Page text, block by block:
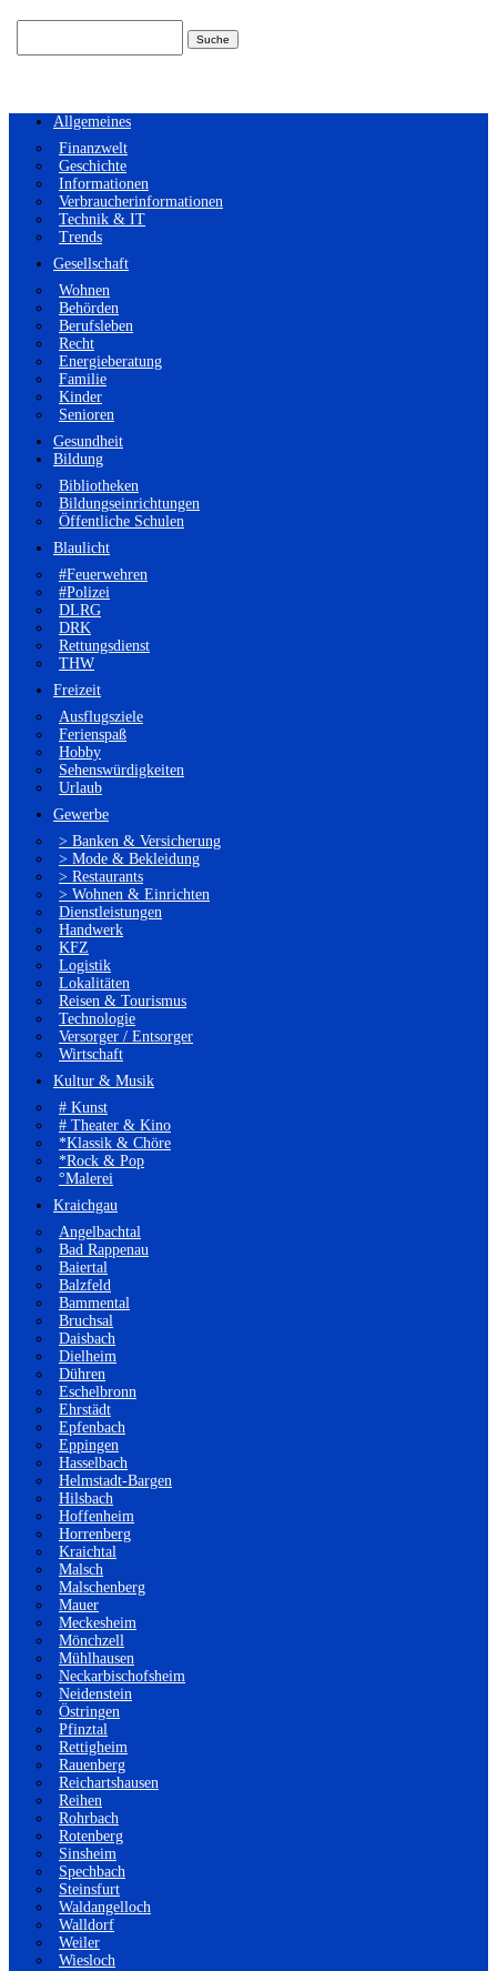
Allgemeines
Finanzwelt
Geschichte
Informationen
Verbraucherinformationen
Technik & IT
Trends
Gesellschaft
Wohnen
Behörden
Berufsleben
Recht
Energieberatung
Familie
Kinder
Senioren
Gesundheit
Bildung
Bibliotheken
Bildungseinrichtungen
Öffentliche Schulen
Blaulicht
#Feuerwehren
#Polizei
DLRG
DRK
Rettungsdienst
THW
Freizeit
Ausflugsziele
Ferienspaß
Hobby
Sehenswürdigkeiten
Urlaub
Gewerbe
> Banken & Versicherung
> Mode & Bekleidung
> Restaurants
> Wohnen & Einrichten
Dienstleistungen
Handwerk
KFZ
Logistik
Lokalitäten
Reisen & Tourismus
Technologie
Versorger / Entsorger
Wirtschaft
Kultur & Musik
# Kunst
# Theater & Kino
*Klassik & Chöre
*Rock & Pop
°Malerei
Kraichgau
Angelbachtal
Bad Rappenau
Baiertal
Balzfeld
Bammental
Bruchsal
Daisbach
Dielheim
Dühren
Eschelbronn
Ehrstädt
Epfenbach
Eppingen
Hasselbach
Helmstadt-Bargen
Hilsbach
Hoffenheim
Horrenberg
Kraichtal
Malsch
Malschenberg
Mauer
Meckesheim
Mönchzell
Mühlhausen
Neckarbischofsheim
Neidenstein
Östringen
Pfinztal
Rettigheim
Rauenberg
Reichartshausen
Reihen
Rohrbach
Rotenberg
Sinsheim
Spechbach
Steinsfurt
Waldangelloch
Walldorf
Weiler
Wiesloch